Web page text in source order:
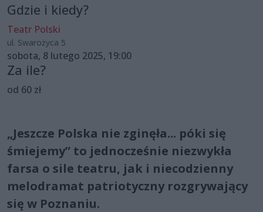
Gdzie i kiedy?
Teatr Polski
ul. Swarożyca 5
sobota, 8 lutego 2025, 19:00
Za ile?
od 60 zł
„Jeszcze Polska nie zginęła... póki się
śmiejemy” to jednocześnie niezwykła
farsa o sile teatru, jak i niecodzienny
melodramat patriotyczny rozgrywający
się w Poznaniu.